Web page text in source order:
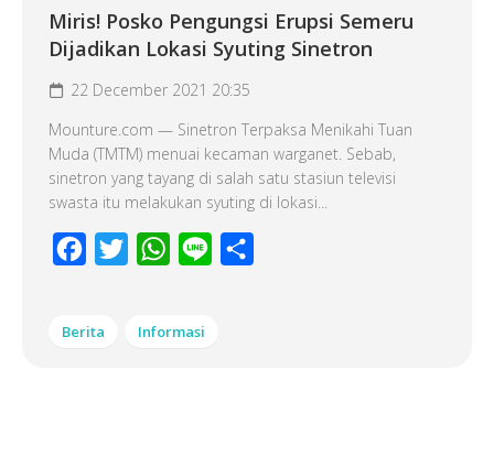
Miris! Posko Pengungsi Erupsi Semeru
Dijadikan Lokasi Syuting Sinetron
22 December 2021 20:35
Mounture.com — Sinetron Terpaksa Menikahi Tuan
Muda (TMTM) menuai kecaman warganet. Sebab,
sinetron yang tayang di salah satu stasiun televisi
swasta itu melakukan syuting di lokasi...
Facebook
Twitter WhatsApp
Line
Berita Informasi